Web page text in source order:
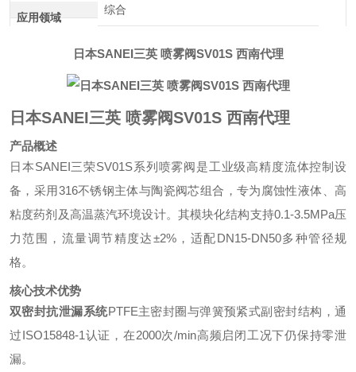
应用领域
综合
日本SANEI三英 喷雾阀SV01S 西南代理
日本SANEI三英 喷雾阀SV01S 西南代理
产品概述
日本SANEI三荣SV01S系列喷雾阀是工业级高精度流体控制设
备，采用316不锈钢主体与陶瓷阀芯组合，专为腐蚀性液体、高
粘度药剂及高温蒸汽环境设计。其模块化结构支持0.1-3.5MPa压
力范围，流量调节精度达±2%，适配DN15-DN50多种管径规
格。
核心技术优势
双密封抗泄漏系统PTFE主密封圈与弹簧预紧式副密封结构，通
过ISO15848-1认证，在2000次/min高频启闭工况下仍保持零泄
漏。